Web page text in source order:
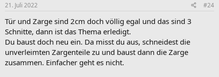
21. Juli 2022 #24
Tür und Zarge sind 2cm doch völlig egal und das sind 3
Schnitte, dann ist das Thema erledigt.
Du baust doch neu ein. Da misst du aus, schneidest die
unverleimten Zargenteile zu und baust dann die Zarge
zusammen. Einfacher geht es nicht.